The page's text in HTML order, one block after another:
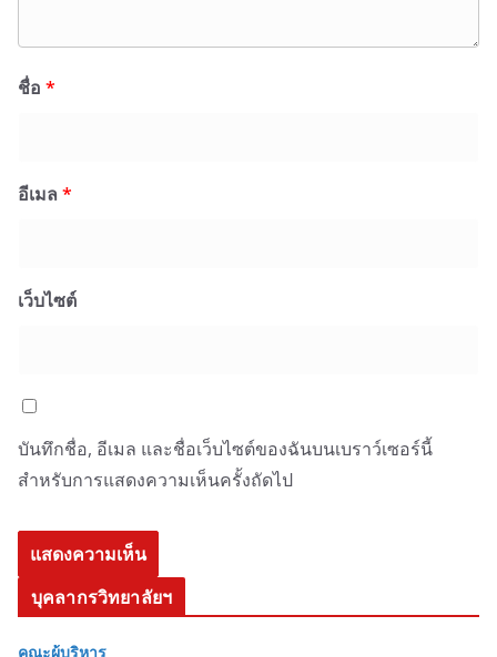
ชื่อ *
อีเมล *
เว็บไซต์
บันทึกชื่อ, อีเมล และชื่อเว็บไซต์ของฉันบนเบราว์เซอร์นี้
สำหรับการแสดงความเห็นครั้งถัดไป
บุคลากรวิทยาลัยฯ
คณะผู้บริหาร